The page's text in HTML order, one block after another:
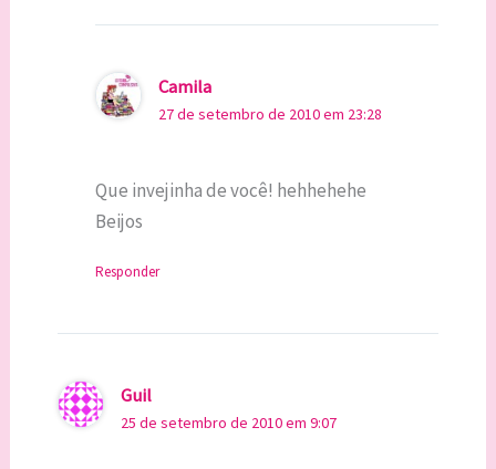
Camila
27 de setembro de 2010 em 23:28
Que invejinha de você! hehhehehe
Beijos
Responder
Guil
25 de setembro de 2010 em 9:07